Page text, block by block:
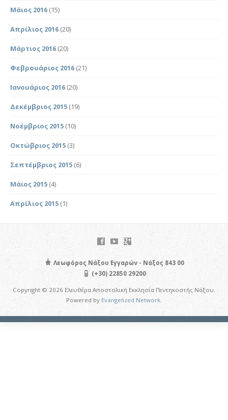
Μάιος 2016 (15)
Απρίλιος 2016 (20)
Μάρτιος 2016 (20)
Φεβρουάριος 2016 (21)
Ιανουάριος 2016 (20)
Δεκέμβριος 2015 (19)
Νοέμβριος 2015 (10)
Οκτώβριος 2015 (3)
Σεπτέμβριος 2015 (6)
Μάιος 2015 (4)
Απρίλιος 2015 (1)
Λεωφόρος Νάξου Εγγαρών - Νάξος 843 00
(+30) 22850 29200
Copyright © 2026 Ελευθέρα Αποστολική Εκκλησία Πεντηκοστής Νάξου.
Powered byEvangelized Network.